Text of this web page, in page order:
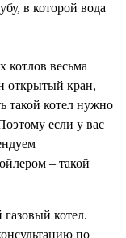
в которой вода
котлов весьма
открытый кран,
такой котел нужно
если у вас
– такой
котел.
по